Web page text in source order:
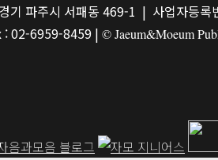
기 파주시 서패동 469-1 | 사업자등
: 02-6959-8459 | © Jaeum&Moeum